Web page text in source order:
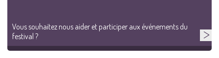
Vous souhaitez nous aider et participer aux événements du
festival ?